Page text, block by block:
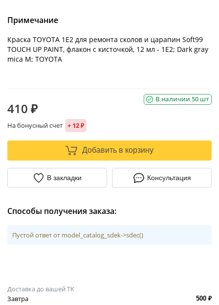
Примечание
Краска TOYOTA 1E2 для ремонта сколов и царапин Soft99
TOUCH UP PAINT, флакон с кисточкой, 12 мл - 1E2; Dark gray
mica M; TOYOTA
В наличии 50 шт
410 ₽
На бонусный счет + 12 ₽
Добавить в корзину
В закладки Консультация
Способы получения заказа:
Пустой ответ от model_catalog_sdek->sdec()
Доставка до вашей ТК
Завтра
500 ₽